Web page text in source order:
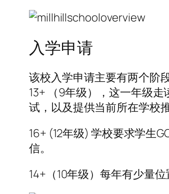
入学申请
该校入学申请主要有两个阶
13+ （9年级），这一年级
试，以及提供当前所在学校推
16+ (12年级) 学校要求学生
信。
14+（10年级）每年有少量